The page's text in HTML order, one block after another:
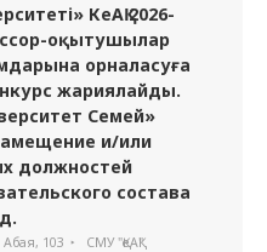
КеАҚ 2026-
оқытушылар
орналасуға
жариялайды.
Семей»
и/или
должностей
состава
Абая, 103 СМУ "ҚеАҚ"